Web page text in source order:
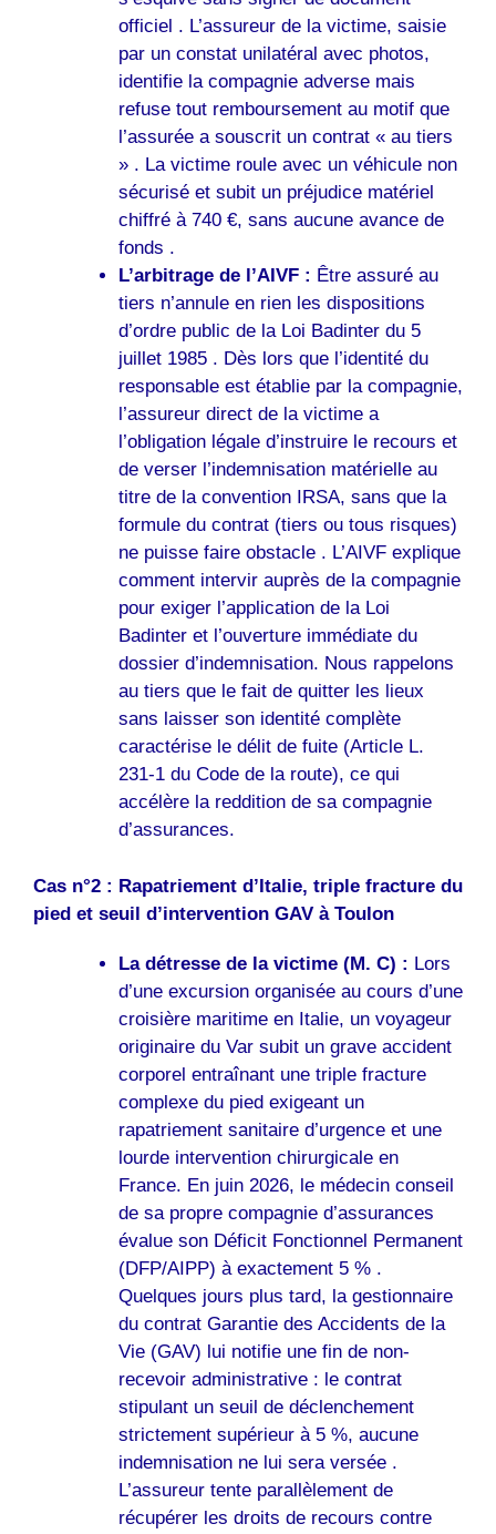
officiel . L’assureur de la victime, saisie
par un constat unilatéral avec photos,
identifie la compagnie adverse mais
refuse tout remboursement au motif que
l’assurée a souscrit un contrat « au tiers
» . La victime roule avec un véhicule non
sécurisé et subit un préjudice matériel
chiffré à 740 €, sans aucune avance de
fonds .
L’arbitrage de l’AIVF : Être assuré au
tiers n’annule en rien les dispositions
d’ordre public de la Loi Badinter du 5
juillet 1985 . Dès lors que l’identité du
responsable est établie par la compagnie,
l’assureur direct de la victime a
l’obligation légale d’instruire le recours et
de verser l’indemnisation matérielle au
titre de la convention IRSA, sans que la
formule du contrat (tiers ou tous risques)
ne puisse faire obstacle . L’AIVF explique
comment intervir auprès de la compagnie
pour exiger l’application de la Loi
Badinter et l’ouverture immédiate du
dossier d’indemnisation. Nous rappelons
au tiers que le fait de quitter les lieux
sans laisser son identité complète
caractérise le délit de fuite (Article L.
231-1 du Code de la route), ce qui
accélère la reddition de sa compagnie
d’assurances.
Cas n°2 : Rapatriement d’Italie, triple fracture du
pied et seuil d’intervention GAV à Toulon
La détresse de la victime (M. C) : Lors
d’une excursion organisée au cours d’une
croisière maritime en Italie, un voyageur
originaire du Var subit un grave accident
corporel entraînant une triple fracture
complexe du pied exigeant un
rapatriement sanitaire d’urgence et une
lourde intervention chirurgicale en
France. En juin 2026, le médecin conseil
de sa propre compagnie d’assurances
évalue son Déficit Fonctionnel Permanent
(DFP/AIPP) à exactement 5 % .
Quelques jours plus tard, la gestionnaire
du contrat Garantie des Accidents de la
Vie (GAV) lui notifie une fin de non-
recevoir administrative : le contrat
stipulant un seuil de déclenchement
strictement supérieur à 5 %, aucune
indemnisation ne lui sera versée .
L’assureur tente parallèlement de
récupérer les droits de recours contre